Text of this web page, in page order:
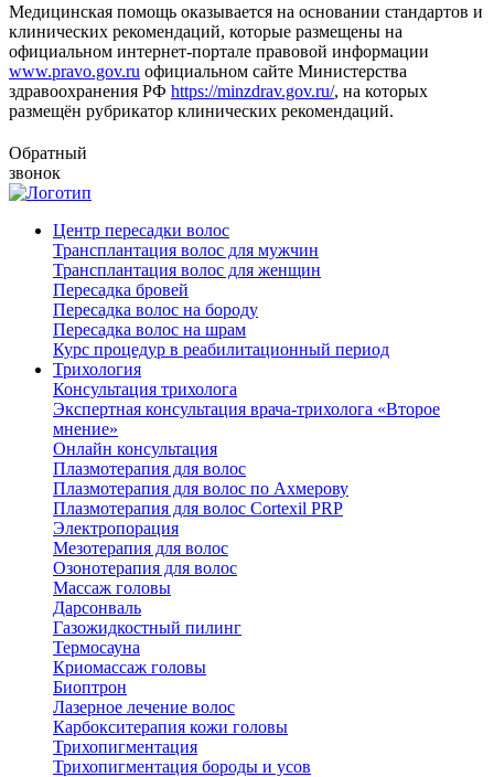
Медицинская помощь оказывается на основании стандартов и
клинических рекомендаций, которые размещены на
официальном интернет-портале правовой информации
www.pravo.gov.ru официальном сайте Министерства
здравоохранения РФ https://minzdrav.gov.ru/, на которых
размещён рубрикатор клинических рекомендаций.
Обратный
звонок
Центр пересадки волос
Трансплантация волос для мужчин
Трансплантация волос для женщин
Пересадка бровей
Пересадка волос на бороду
Пересадка волос на шрам
Курс процедур в реабилитационный период
Трихология
Консультация трихолога
Экспертная консультация врача-трихолога «Второе
мнение»
Онлайн консультация
Плазмотерапия для волос
Плазмотерапия для волос по Ахмерову
Плазмотерапия для волос Cortexil PRP
Электропорация
Мезотерапия для волос
Озонотерапия для волос
Массаж головы
Дарсонваль
Газожидкостный пилинг
Термосауна
Криомассаж головы
Биоптрон
Лазерное лечение волос
Карбокситерапия кожи головы
Трихопигментация
Трихопигментация бороды и усов